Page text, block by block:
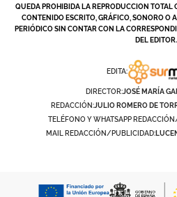
QUEDA PROHIBIDA LA REPRODUCCION TOTAL
CONTENIDO ESCRITO, GRÁFICO, SONORO O
PERIÓDICO SIN CONTAR CON LA
DEL EDITOR.
EDITA:
DIRECTOR:JOSÉ MARÍA
REDACCIÓN:JULIO ROMERO DE
TELÉFONO Y WHATSAPP
MAIL REDACCIÓN/PUBLICIDAD: